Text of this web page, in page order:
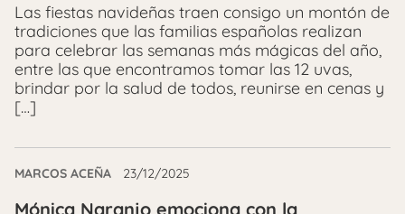
Las fiestas navideñas traen consigo un montón de
tradiciones que las familias españolas realizan
para celebrar las semanas más mágicas del año,
entre las que encontramos tomar las 12 uvas,
brindar por la salud de todos, reunirse en cenas y
[…]
MARCOS ACEÑA 23/12/2025
Mónica Naranjo emociona con la